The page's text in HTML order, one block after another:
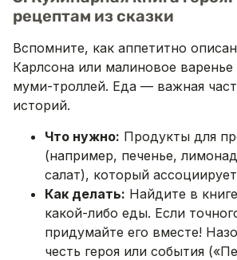
рецептам из сказки
Вспомните, как аппетитно
Карлсона или малиновое варенье
муми-троллей. Еда — важная
историй.
Что нужно: Продукты для
(например, печенье,
салат), который
Как делать: Найдите в
какой-либо еды. Если
придумайте его вместе!
честь героя или события